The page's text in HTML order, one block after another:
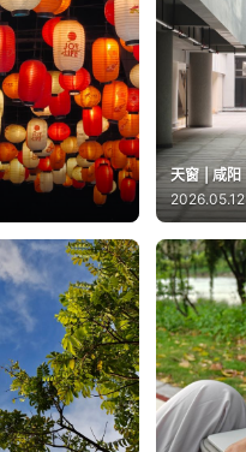
天窗 | 咸阳
2026.05.12